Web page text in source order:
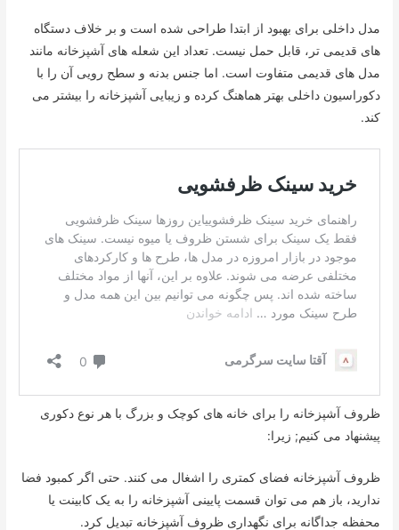
مدل داخلی برای بهبود از ابتدا طراحی شده است و بر خلاف دستگاه
های قدیمی تر، قابل حمل نیست. تعداد این شعله های آشپزخانه مانند
مدل های قدیمی متفاوت است. اما جنس بدنه و سطح رویی آن را با
دکوراسیون داخلی بهتر هماهنگ کرده و زیبایی آشپزخانه را بیشتر می
کند.
ظروف آشپزخانه را برای خانه های کوچک و بزرگ با هر نوع دکوری
پیشنهاد می کنیم; زیرا:
ظروف آشپزخانه فضای کمتری را اشغال می کنند. حتی اگر کمبود فضا
ندارید، باز هم می توان قسمت پایینی آشپزخانه را به یک کابینت یا
محفظه جداگانه برای نگهداری ظروف آشپزخانه تبدیل کرد.